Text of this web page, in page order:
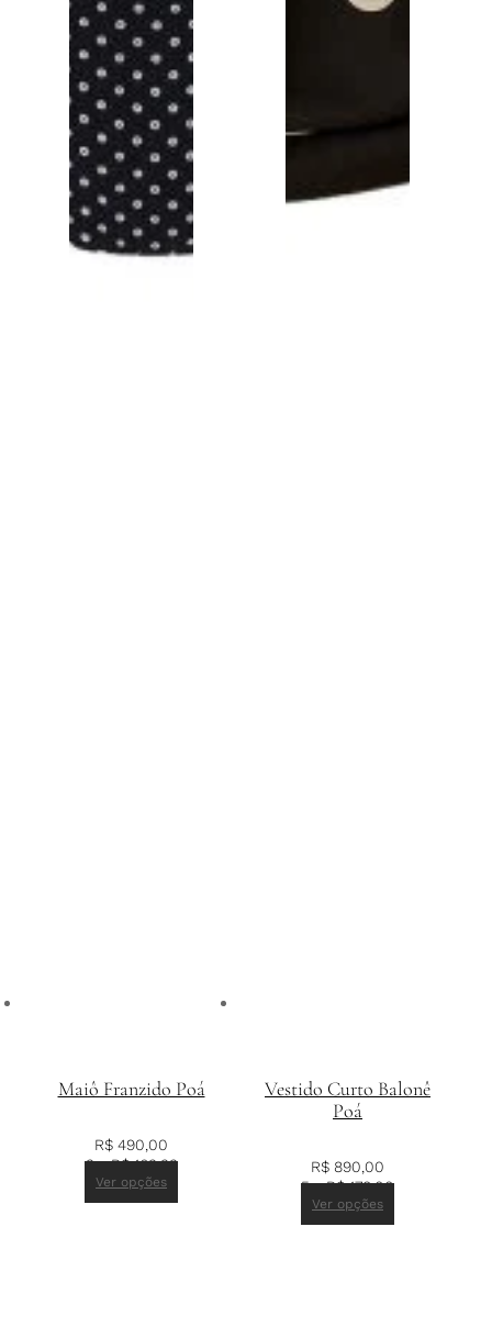
Maiô Franzido Poá
R$ 490,00
3 xR$163,33
Ver opções
Vestido Curto Balonê
Poá
R$ 890,00
5 xR$178,00
Ver opções